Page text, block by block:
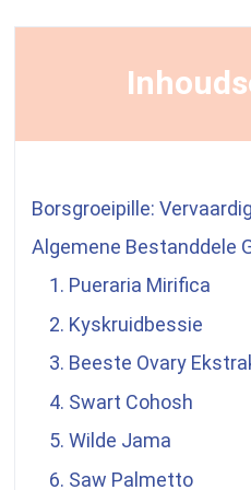
Borsgroeipille:
Algemene Bestanddele
1. Pueraria Mirifica
2. Kyskruidbessie
3. Beeste Ovary
4. Swart Cohosh
5. Wilde Jama
6. Saw Palmetto